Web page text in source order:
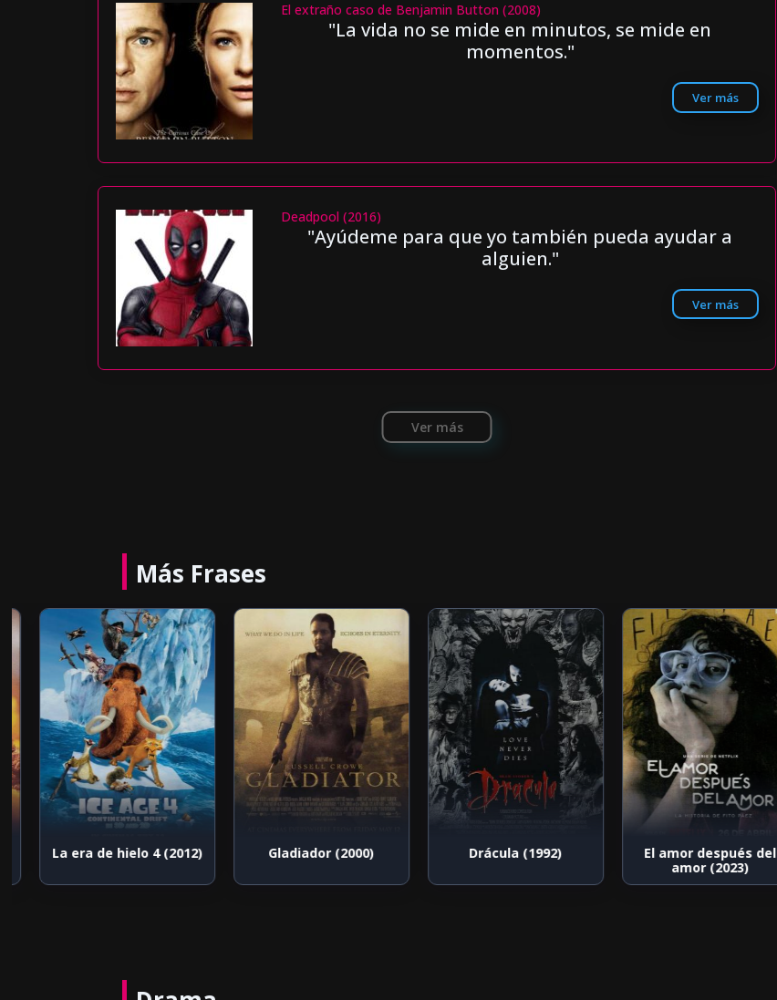
El extraño caso de Benjamin Button (2008)
"La vida no se mide en minutos, se mide en
momentos."
Ver más
Deadpool (2016)
"Ayúdeme para que yo también pueda ayudar a
alguien."
Ver más
Ver más
Más Frases
La era de hielo 4 (2012) Gladiador (2000) Drácula (1992)
El amor después del
amor (2023)